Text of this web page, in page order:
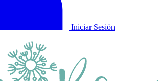
Iniciar Sesión